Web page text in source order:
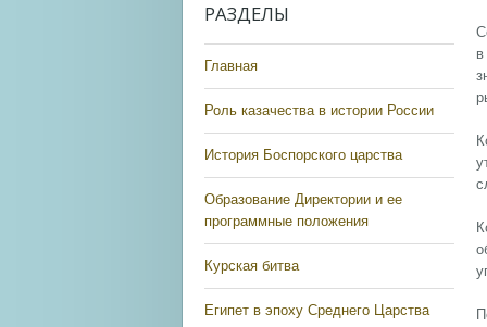
РАЗДЕЛЫ
Главная
Роль казачества в истории России
История Боспорского царства
Образование Директории и ее
программные положения
Курская битва
Египет в эпоху Среднего Царства